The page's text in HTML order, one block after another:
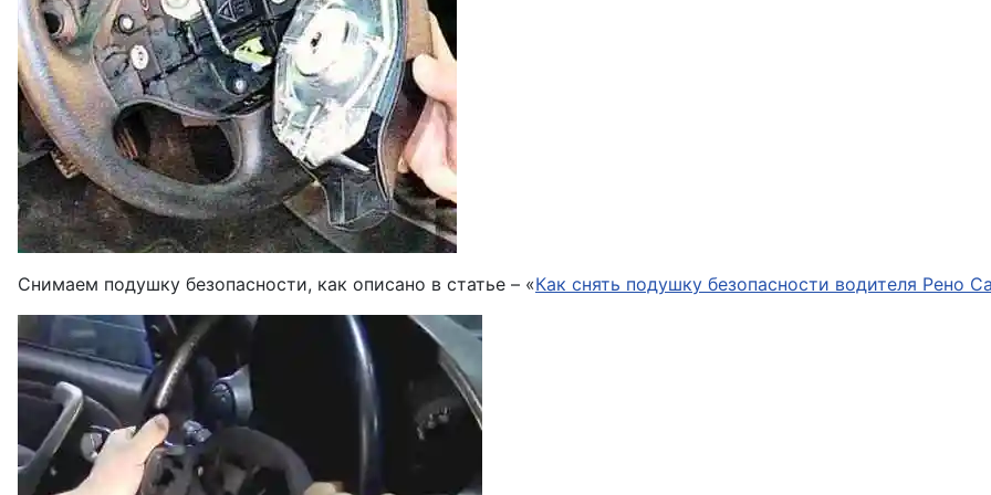
Снимаем подушку безопасности, как описано в статье – «Как снять подушку безопасности водителя Рено